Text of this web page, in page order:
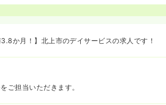
か月！】北上市のデイサービスの求人です！
ご担当いただきます。